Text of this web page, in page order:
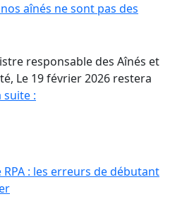
aînés ne sont pas des
responsable des Aînés et
Le 19 février 2026 restera
suite :
ne
: les erreurs de débutant